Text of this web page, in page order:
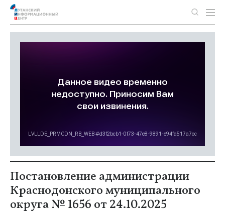
Постановление администрации
Краснодонского муниципального
округа № 1656 от 24.10.2025